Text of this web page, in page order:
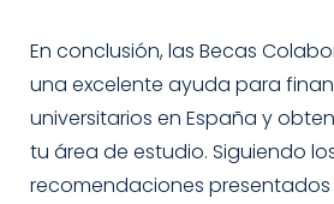
En conclusión, las Becas
una excelente ayuda para
universitarios en España y
tu área de estudio. Siguiendo
recomendaciones